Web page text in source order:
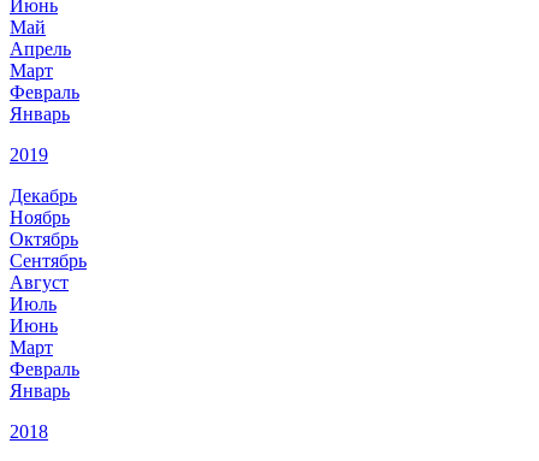
Июнь
Май
Апрель
Март
Февраль
Январь
2019
Декабрь
Ноябрь
Октябрь
Сентябрь
Август
Июль
Июнь
Март
Февраль
Январь
2018